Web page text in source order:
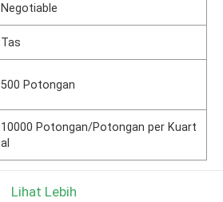
Negotiable
Tas
500 Potongan
10000 Potongan/Potongan per Kuart
al
Lihat Lebih